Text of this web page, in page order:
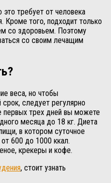
это требует от человека
Кроме того, подходит только
со здоровьем. Поэтому
со своим лечащим
веса, но чтобы
следует регулярно
первых трех дней вы можете
месяца до 18 кг. Диета
в котором суточное
600 до 1000 ккал.
крекеры и кофе.
, стоит узнать